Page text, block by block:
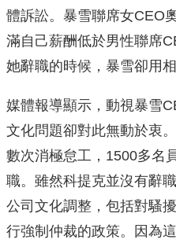
體訴訟。暴雪聯席女CEO
滿自己薪酬低於男性聯席
她辭職的時候，暴雪卻用
媒體報導顯示，動視暴雪
文化問題卻對此無動於衷
數次消極怠工，1500多名
職。雖然科提克並沒有辭
公司文化調整，包括對騷
行強制仲裁的政策。因為